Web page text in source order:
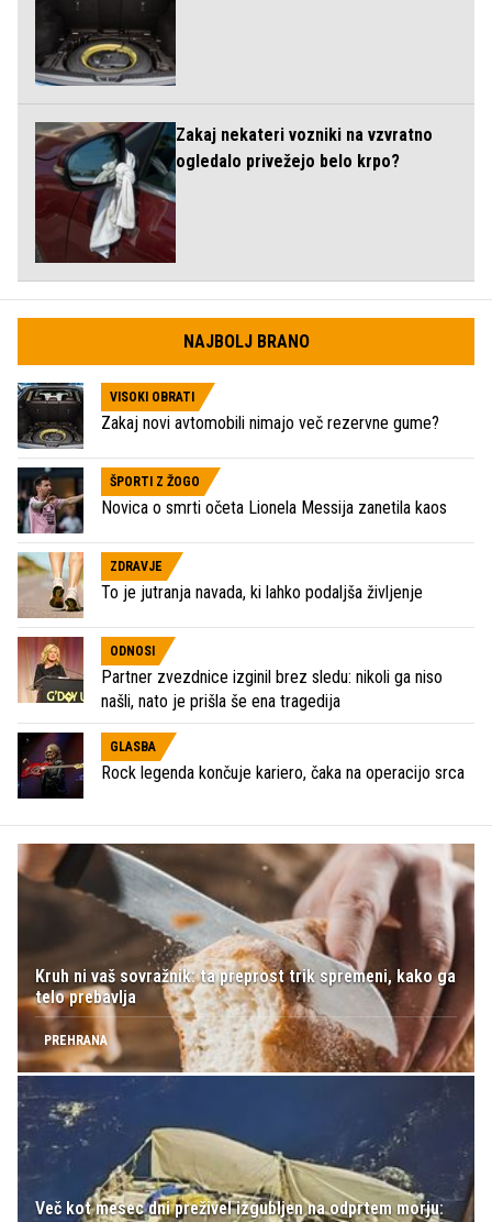
Zakaj nekateri vozniki na vzvratno
ogledalo privežejo belo krpo?
NAJBOLJ BRANO
VISOKI OBRATI
Zakaj novi avtomobili nimajo več rezervne gume?
ŠPORTI Z ŽOGO
Novica o smrti očeta Lionela Messija zanetila kaos
ZDRAVJE
To je jutranja navada, ki lahko podaljša življenje
ODNOSI
Partner zvezdnice izginil brez sledu: nikoli ga niso
našli, nato je prišla še ena tragedija
GLASBA
Rock legenda končuje kariero, čaka na operacijo srca
Kruh ni vaš sovražnik: ta preprost trik spremeni, kako ga
telo prebavlja
PREHRANA
Več kot mesec dni preživel izgubljen na odprtem morju: